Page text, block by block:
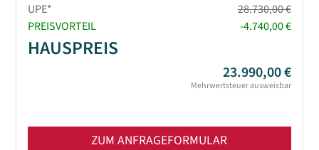
UPE*
28.730,00 €
PREISVORTEIL
-4.740,00 €
HAUSPREIS
23.990,00 €
Mehrwertsteuer ausweisbar
ZUM ANFRAGEFORMULAR